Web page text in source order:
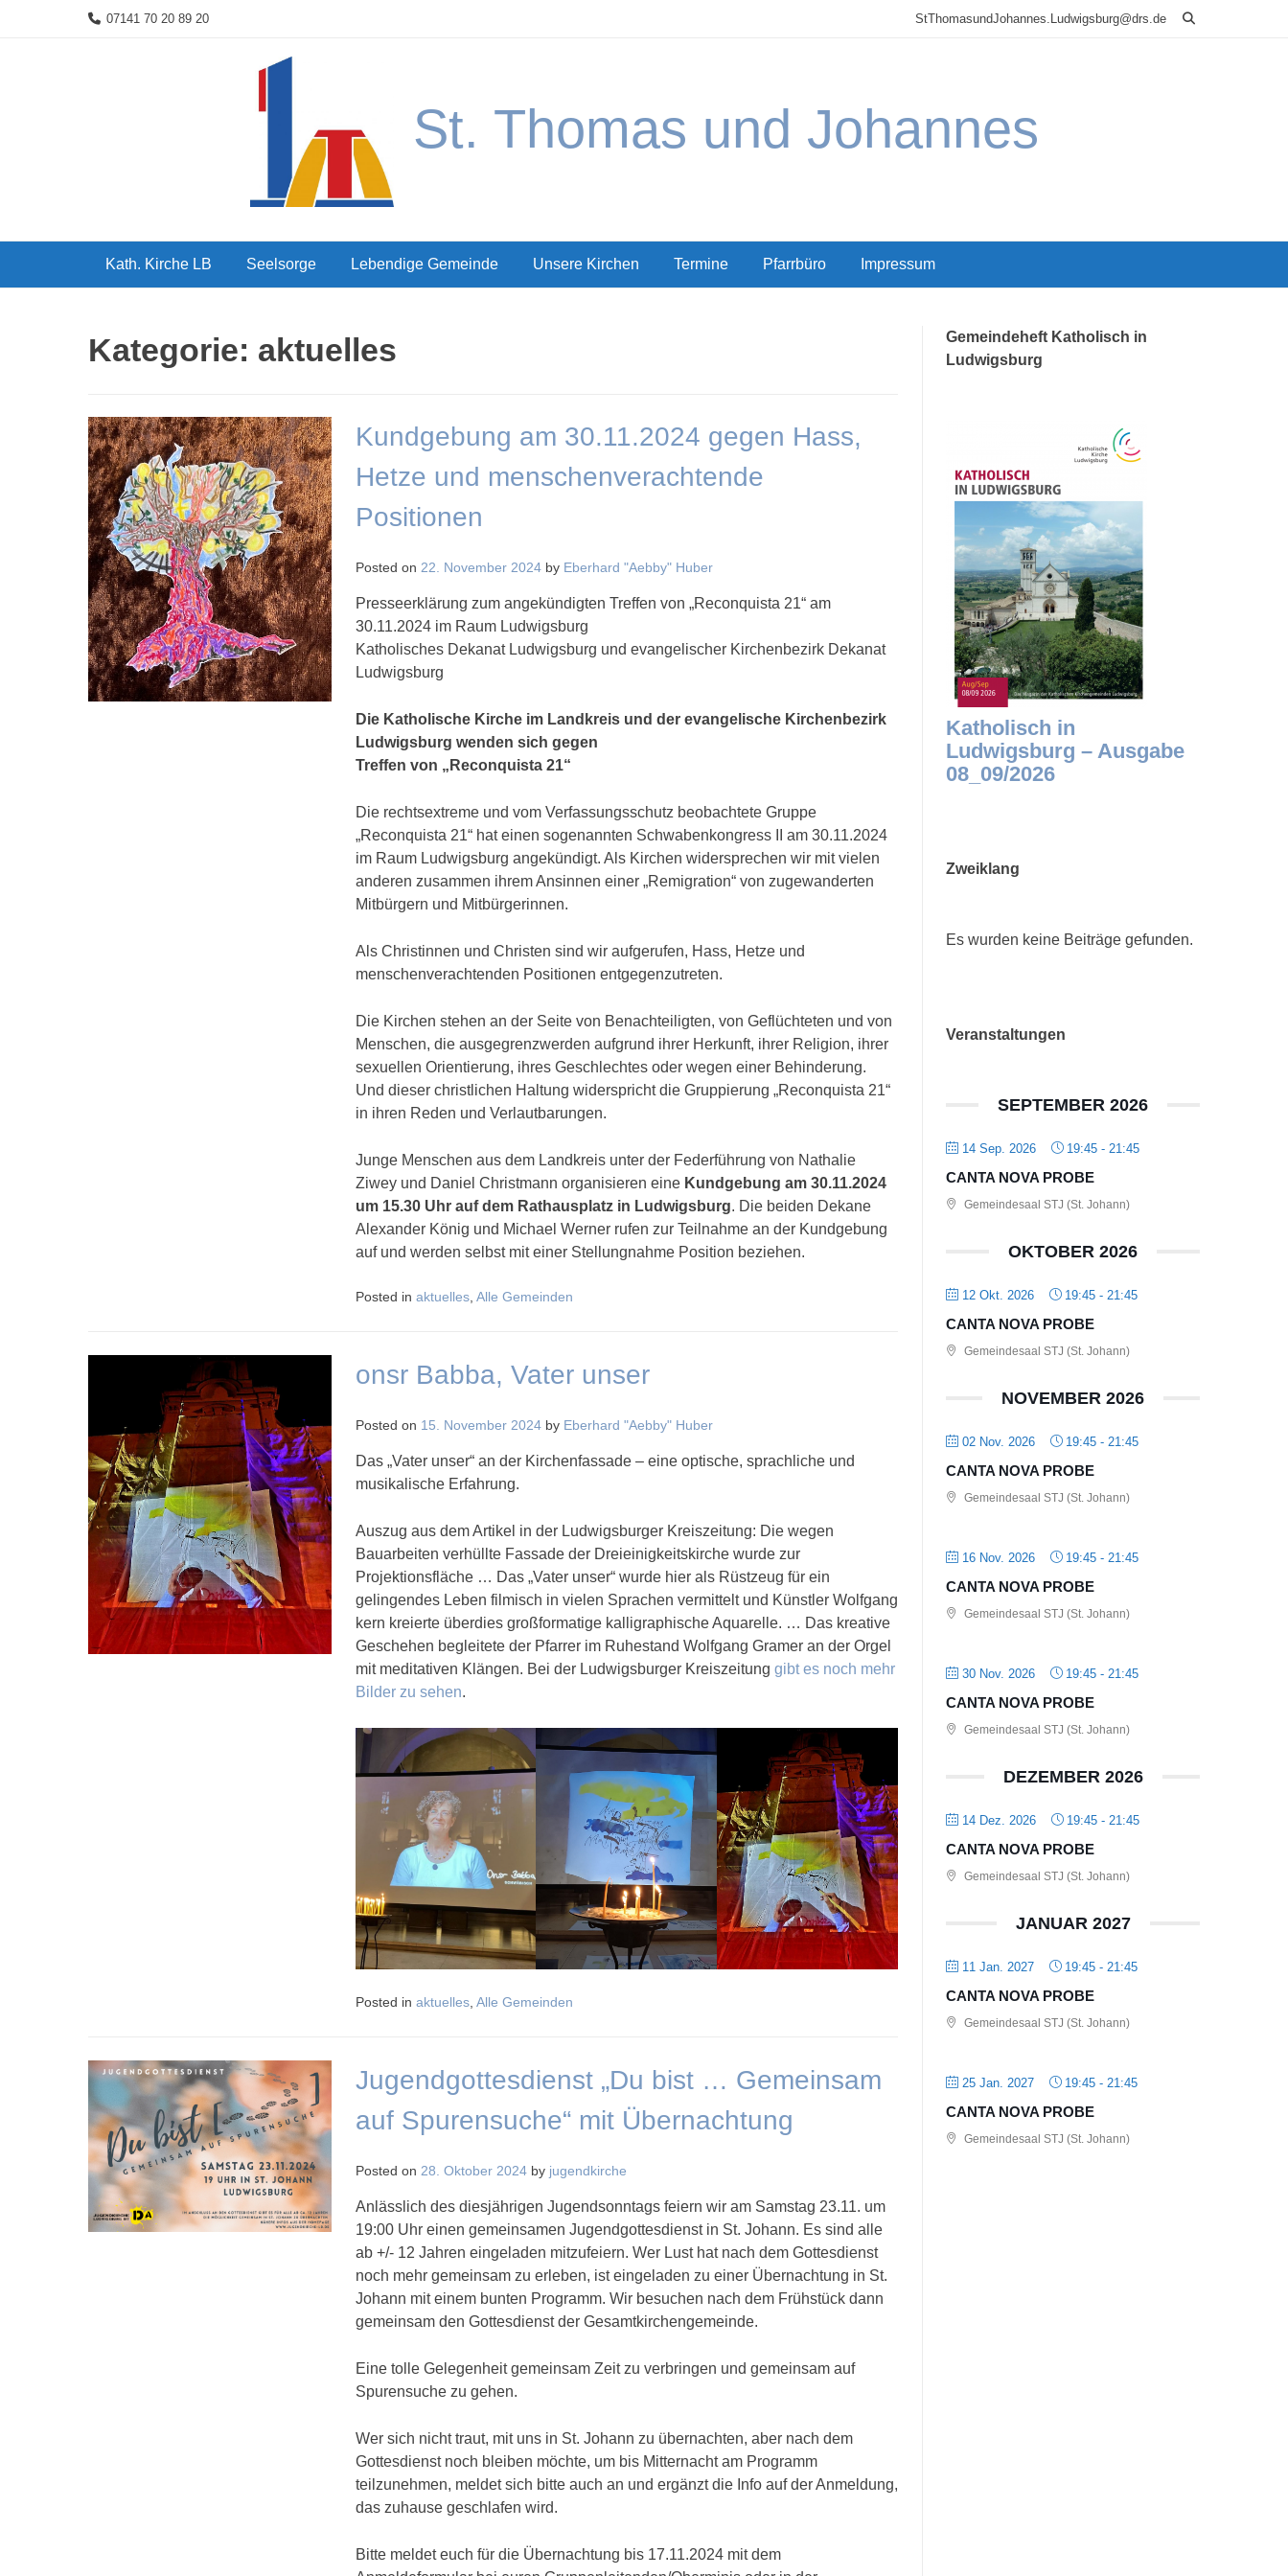
07141 70 20 89 20 StThomasundJohannes.Ludwigsburg@drs.de
St. Thomas und Johannes
Kath. Kirche LB Seelsorge Lebendige Gemeinde Unsere Kirchen Termine Pfarrbüro Impressum
Kategorie: aktuelles
Kundgebung am 30.11.2024 gegen Hass,
Hetze und menschenverachtende
Positionen
Posted on 22. November 2024by Eberhard "Aebby" Huber
Presseerklärung zum angekündigten Treffen von „Reconquista 21“ am
30.11.2024 im Raum Ludwigsburg
Katholisches Dekanat Ludwigsburg und evangelischer Kirchenbezirk Dekanat
Ludwigsburg
Die Katholische Kirche im Landkreis und der evangelische Kirchenbezirk
Ludwigsburg wenden sich gegen
Treffen von „Reconquista 21“
Die rechtsextreme und vom Verfassungsschutz beobachtete Gruppe
„Reconquista 21“ hat einen sogenannten Schwabenkongress II am 30.11.2024
im Raum Ludwigsburg angekündigt. Als Kirchen widersprechen wir mit vielen
anderen zusammen ihrem Ansinnen einer „Remigration“ von zugewanderten
Mitbürgern und Mitbürgerinnen.
Als Christinnen und Christen sind wir aufgerufen, Hass, Hetze und
menschenverachtenden Positionen entgegenzutreten.
Die Kirchen stehen an der Seite von Benachteiligten, von Geflüchteten und von
Menschen, die ausgegrenzwerden aufgrund ihrer Herkunft, ihrer Religion, ihrer
sexuellen Orientierung, ihres Geschlechtes oder wegen einer Behinderung.
Und dieser christlichen Haltung widerspricht die Gruppierung „Reconquista 21“
in ihren Reden und Verlautbarungen.
Junge Menschen aus dem Landkreis unter der Federführung von Nathalie
Ziwey und Daniel Christmann organisieren eine Kundgebung am 30.11.2024
um 15.30 Uhr auf dem Rathausplatz in Ludwigsburg. Die beiden Dekane
Alexander König und Michael Werner rufen zur Teilnahme an der Kundgebung
auf und werden selbst mit einer Stellungnahme Position beziehen.
Posted in aktuelles, Alle Gemeinden
onsr Babba, Vater unser
Posted on 15. November 2024by Eberhard "Aebby" Huber
Das „Vater unser“ an der Kirchenfassade – eine optische, sprachliche und
musikalische Erfahrung.
Auszug aus dem Artikel in der Ludwigsburger Kreiszeitung: Die wegen
Bauarbeiten verhüllte Fassade der Dreieinigkeitskirche wurde zur
Projektionsfläche … Das „Vater unser“ wurde hier als Rüstzeug für ein
gelingendes Leben filmisch in vielen Sprachen vermittelt und Künstler Wolfgang
kern kreierte überdies großformatige kalligraphische Aquarelle. … Das kreative
Geschehen begleitete der Pfarrer im Ruhestand Wolfgang Gramer an der Orgel
mit meditativen Klängen. Bei der Ludwigsburger Kreiszeitung gibt es noch mehr
Bilder zu sehen.
Posted in aktuelles, Alle Gemeinden
Jugendgottesdienst „Du bist … Gemeinsam
auf Spurensuche“ mit Übernachtung
Posted on 28. Oktober 2024by jugendkirche
Anlässlich des diesjährigen Jugendsonntags feiern wir am Samstag 23.11. um
19:00 Uhr einen gemeinsamen Jugendgottesdienst in St. Johann. Es sind alle
ab +/- 12 Jahren eingeladen mitzufeiern. Wer Lust hat nach dem Gottesdienst
noch mehr gemeinsam zu erleben, ist eingeladen zu einer Übernachtung in St.
Johann mit einem bunten Programm. Wir besuchen nach dem Frühstück dann
gemeinsam den Gottesdienst der Gesamtkirchengemeinde.
Eine tolle Gelegenheit gemeinsam Zeit zu verbringen und gemeinsam auf
Spurensuche zu gehen.
Wer sich nicht traut, mit uns in St. Johann zu übernachten, aber nach dem
Gottesdienst noch bleiben möchte, um bis Mitternacht am Programm
teilzunehmen, meldet sich bitte auch an und ergänzt die Info auf der Anmeldung,
das zuhause geschlafen wird.
Bitte meldet euch für die Übernachtung bis 17.11.2024 mit dem
Gemeindeheft Katholisch in
Ludwigsburg
Katholisch in
Ludwigsburg – Ausgabe
08_09/2026
Zweiklang
Es wurden keine Beiträge gefunden.
Veranstaltungen
SEPTEMBER 2026
14 Sep. 2026 19:45 - 21:45
CANTA NOVA PROBE
Gemeindesaal STJ (St. Johann)
OKTOBER 2026
12 Okt. 2026 19:45 - 21:45
CANTA NOVA PROBE
Gemeindesaal STJ (St. Johann)
NOVEMBER 2026
02 Nov. 2026 19:45 - 21:45
CANTA NOVA PROBE
Gemeindesaal STJ (St. Johann)
16 Nov. 2026 19:45 - 21:45
CANTA NOVA PROBE
Gemeindesaal STJ (St. Johann)
30 Nov. 2026 19:45 - 21:45
CANTA NOVA PROBE
Gemeindesaal STJ (St. Johann)
DEZEMBER 2026
14 Dez. 2026 19:45 - 21:45
CANTA NOVA PROBE
Gemeindesaal STJ (St. Johann)
JANUAR 2027
11 Jan. 2027 19:45 - 21:45
CANTA NOVA PROBE
Gemeindesaal STJ (St. Johann)
25 Jan. 2027 19:45 - 21:45
CANTA NOVA PROBE
Gemeindesaal STJ (St. Johann)